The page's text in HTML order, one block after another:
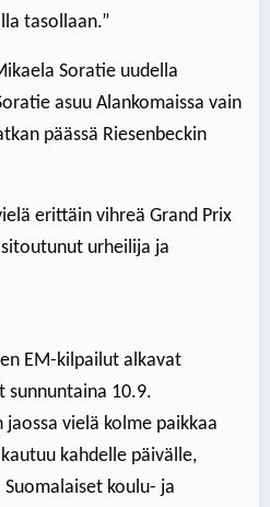
tasollaan.”
Soratie uudella
asuu Alankomaissa vain
päässä Riesenbeckin
erittäin vihreä Grand Prix
urheilija ja
EM-kilpailut alkavat
sunnuntaina 10.9.
vielä kolme paikkaa
kahdelle päivälle,
koulu- ja